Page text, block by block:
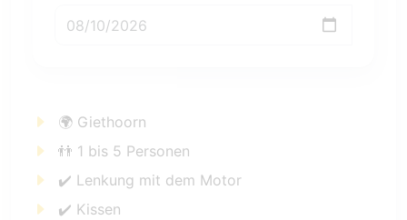
🌍 Giethoorn
👬 1 bis 5 Personen
✔️ Lenkung mit dem Motor
✔️ Kissen